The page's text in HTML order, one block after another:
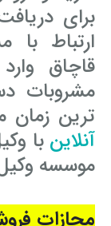
مشاوره
جرم روزه
اهانت
اهانت
اسید پاشی
استفاده
مجازات
مجازات
تبانی در
مشاوره
اعاده
اعاده
مشاوره
وکیل مواد
قانون
شکایت از
وکیل کیفری
همه چیز
اعلام
چگونه
وکیل طلاق
وکیل ماهر
وکیل طلاق
برای
ارتباط
قاچاق
مشروبات
ترین
آنلاین با
موسسه وکیل
مجازات